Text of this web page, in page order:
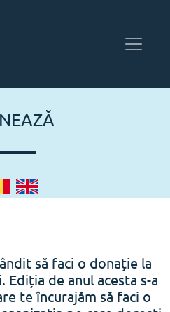
să faci o donație la
de anul acesta s-a
te încurajăm să faci o